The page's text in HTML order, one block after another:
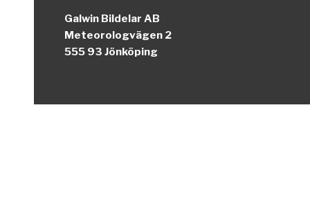
Galwin Bildelar AB
Meteorologvägen 2
555 93 Jönköping